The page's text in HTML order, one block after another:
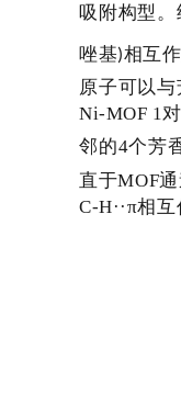
吸附构型。
唑基)相互
原子可以
Ni-MOF 1对
邻的4个芳
直于MOF
C-H··π相互